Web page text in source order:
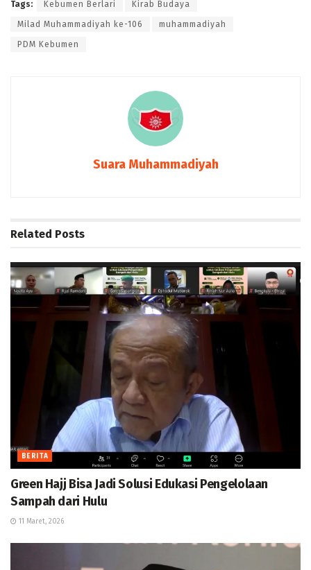
Tags: Kebumen Berlari Kirab Budaya
Milad Muhammadiyah ke-106 muhammadiyah
PDM Kebumen
Suara Muhammadiyah
Related Posts
BERITA
Green Hajj Bisa Jadi Solusi Edukasi Pengelolaan
Sampah dari Hulu
11 Maret, 2026